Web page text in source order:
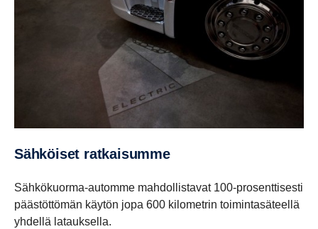
Sähköiset ratkai­summe
Sähkökuorma-automme mahdollistavat 100-prosenttisesti
päästöttömän käytön jopa 600 kilometrin toimintasäteellä
yhdellä latauksella.